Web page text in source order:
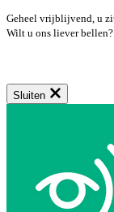
Geheel vrijblijvend, u zit
Wilt u ons liever
Sluiten